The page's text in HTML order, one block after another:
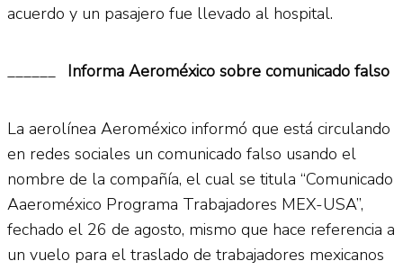
acuerdo y un pasajero fue llevado al hospital.
______ Informa Aeroméxico sobre comunicado falso
La aerolínea Aeroméxico informó que está circulando
en redes sociales un comunicado falso usando el
nombre de la compañía, el cual se titula “Comunicado
Aaeroméxico Programa Trabajadores MEX-USA”,
fechado el 26 de agosto, mismo que hace referencia a
un vuelo para el traslado de trabajadores mexicanos